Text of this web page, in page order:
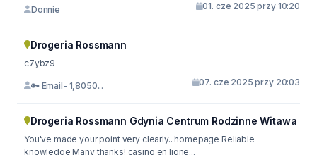
Donnie 01. cze 2025 przy 10:20
Drogeria Rossmann
c7ybz9
🔑 Email- 1,8050... 07. cze 2025 przy 20:03
Drogeria Rossmann Gdynia Centrum Rodzinne Witawa
You've made your point very clearly.. homepage Reliable
knowledge Many thanks! casino en ligne...